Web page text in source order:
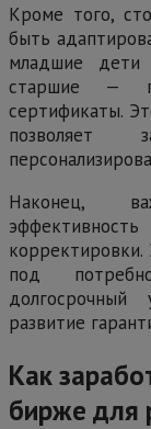
Кроме того,
быть
младшие дети
старшие —
сертификаты.
позволяет
Наконец,
под
долгосрочный
развитие
Как
бирже для